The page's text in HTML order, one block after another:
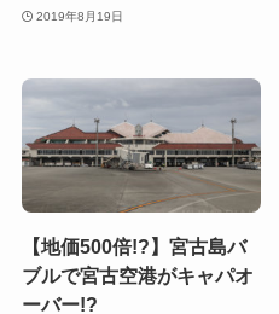
2019年8月19日
【地価500倍!?】宮古島バ
ブルで宮古空港がキャパオ
ーバー!?